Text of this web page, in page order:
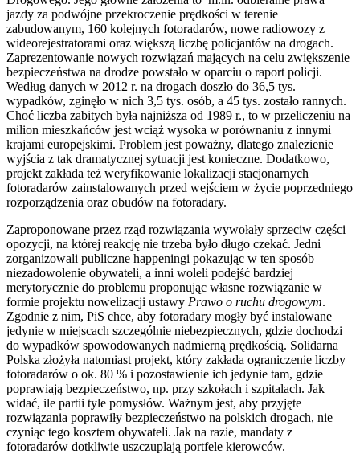
jazdy za podwójne przekroczenie prędkości w terenie
zabudowanym, 160 kolejnych fotoradarów, nowe radiowozy z
wideorejestratorami oraz większą liczbę policjantów na drogach.
Zaprezentowanie nowych rozwiązań mających na celu zwiększenie
bezpieczeństwa na drodze powstało w oparciu o raport policji.
Według danych w 2012 r. na drogach doszło do 36,5 tys.
wypadków, zginęło w nich 3,5 tys. osób, a 45 tys. zostało rannych.
Choć liczba zabitych była najniższa od 1989 r., to w przeliczeniu na
milion mieszkańców jest wciąż wysoka w porównaniu z innymi
krajami europejskimi. Problem jest poważny, dlatego znalezienie
wyjścia z tak dramatycznej sytuacji jest konieczne. Dodatkowo,
projekt zakłada też weryfikowanie lokalizacji stacjonarnych
fotoradarów zainstalowanych przed wejściem w życie poprzedniego
rozporządzenia oraz obudów na fotoradary.
Zaproponowane przez rząd rozwiązania wywołały sprzeciw części
opozycji, na której reakcję nie trzeba było długo czekać. Jedni
zorganizowali publiczne happeningi pokazując w ten sposób
niezadowolenie obywateli, a inni woleli podejść bardziej
merytorycznie do problemu proponując własne rozwiązanie w
formie projektu nowelizacji ustawy Prawo o ruchu drogowym.
Zgodnie z nim, PiS chce, aby fotoradary mogły być instalowane
jedynie w miejscach szczególnie niebezpiecznych, gdzie dochodzi
do wypadków spowodowanych nadmierną prędkością. Solidarna
Polska złożyła natomiast projekt, który zakłada ograniczenie liczby
fotoradarów o ok. 80 % i pozostawienie ich jedynie tam, gdzie
poprawiają bezpieczeństwo, np. przy szkołach i szpitalach. Jak
widać, ile partii tyle pomysłów. Ważnym jest, aby przyjęte
rozwiązania poprawiły bezpieczeństwo na polskich drogach, nie
czyniąc tego kosztem obywateli. Jak na razie, mandaty z
fotoradarów dotkliwie uszczuplają portfele kierowców.